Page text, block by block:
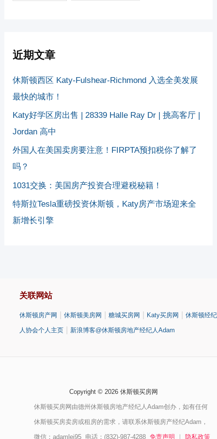
近期文章
休斯顿西区 Katy-Fulshear-Richmond 入选全美发展
最快的城市！
Katy好学区房出售 | 28339 Halle Ray Dr | 挑高客厅 |
Jordan 高中
外国人在美国卖房要注意！FIRPTA预扣税你了解了
吗？
1031交换：美国房产投资合理避税秘籍！
特斯拉Tesla重磅投资休斯顿，Katy房产市场迎来全
新增长引擎
关联网站
休斯顿房产网 | 休斯顿美房网 | 糖城买房网 | Katy买房网 | 休斯顿经纪
人协会个人主页 | 新浪博客@休斯顿房地产经纪人Adam
Copyright © 2026 休斯顿买房网
休斯顿买房网由德州休斯顿房地产经纪人Adam创办，如有任何
休斯顿买房卖房或租房的需求，请联系休斯顿房产经纪Adam，
微信：adamlei95 电话：(832)-987-4288 免责声明 ｜ 隐私政策